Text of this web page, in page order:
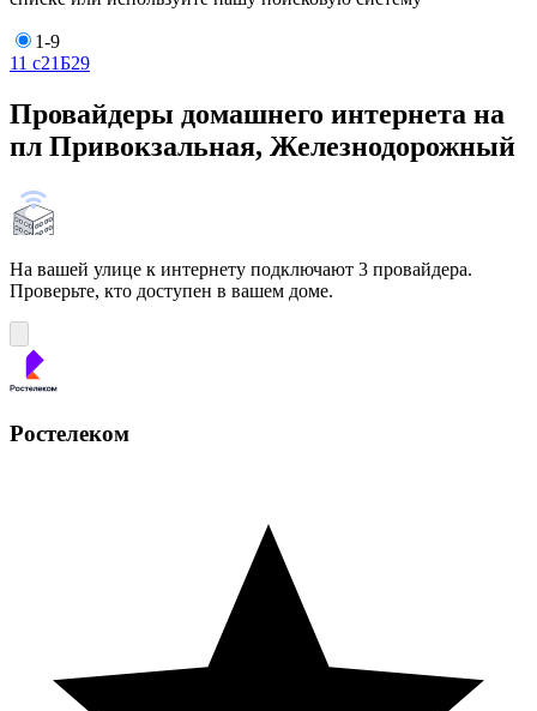
1-9
11 с21Б29
Провайдеры домашнего интернета на
пл Привокзальная, Железнодорожный
На вашей улице к интернету подключают 3 провайдера.
Проверьте, кто доступен в вашем доме.
Ростелеком